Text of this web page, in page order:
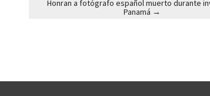
Honran a fotógrafo español muerto durante
Panamá →